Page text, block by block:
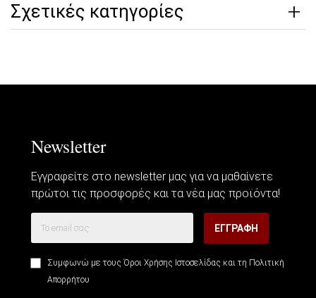
Σχετικές κατηγορίες
Newsletter
Εγγραφείτε στο newsletter μας για να μαθαίνετε
πρώτοι τις προσφορές και τα νέα μας προϊόντα!
ΕΓΓΡΑΦΉ
Συμφωνώ με τους Όροι Χρήσης Ιστοσελίδας και τη Πολιτική
Απορρήτου